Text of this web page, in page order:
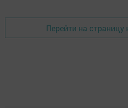
Перейти на страницу